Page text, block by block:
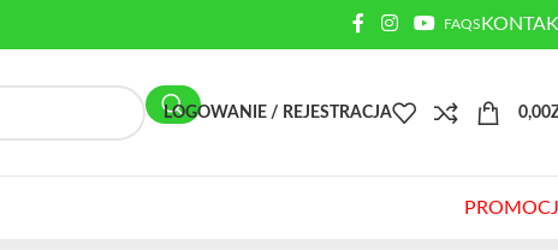
FAQS
LOGOWANIE / REJESTRACJA 0,00